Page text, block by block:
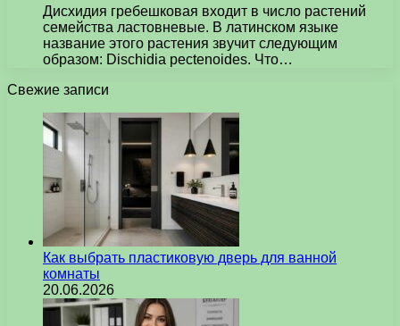
Дисхидия гребешковая входит в число растений
семейства ластовневые. В латинском языке
название этого растения звучит следующим
образом: Dischidia pectenoides. Что…
Свежие записи
Как выбрать пластиковую дверь для ванной
комнаты
20.06.2026